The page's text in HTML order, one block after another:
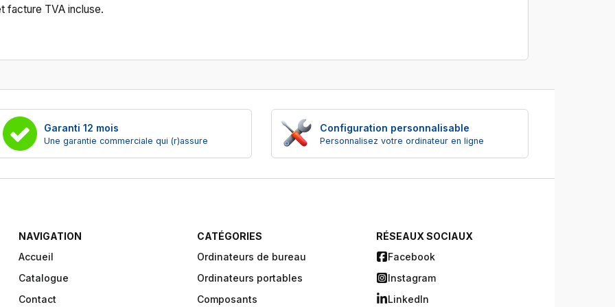
facture TVA incluse.
Garanti 12 mois
Une garantie commerciale qui (r)assure
Configuration personnalisable
Personnalisez votre ordinateur en ligne
NAVIGATION
Accueil
Catalogue
Contact
CATÉGORIES
Ordinateurs de bureau
Ordinateurs portables
Composants
RÉSEAUX SOCIAUX
Facebook
Instagram
LinkedIn